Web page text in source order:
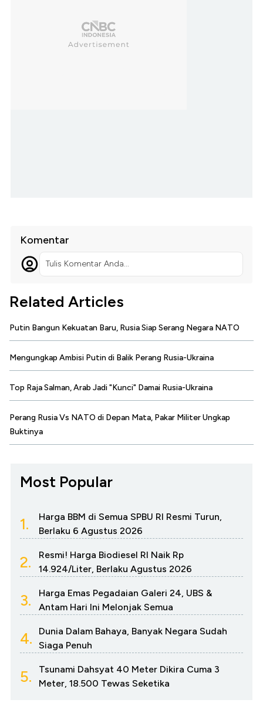
Komentar
Tulis Komentar Anda...
Related Articles
Putin Bangun Kekuatan Baru, Rusia Siap Serang Negara NATO
Mengungkap Ambisi Putin di Balik Perang Rusia-Ukraina
Top Raja Salman, Arab Jadi "Kunci" Damai Rusia-Ukraina
Perang Rusia Vs NATO di Depan Mata, Pakar Militer Ungkap
Buktinya
Most Popular
1.
Harga BBM di Semua SPBU RI Resmi Turun,
Berlaku 6 Agustus 2026
2.
Resmi! Harga Biodiesel RI Naik Rp
14.924/Liter, Berlaku Agustus 2026
3.
Harga Emas Pegadaian Galeri 24, UBS &
Antam Hari Ini Melonjak Semua
4.
Dunia Dalam Bahaya, Banyak Negara Sudah
Siaga Penuh
5.
Tsunami Dahsyat 40 Meter Dikira Cuma 3
Meter, 18.500 Tewas Seketika